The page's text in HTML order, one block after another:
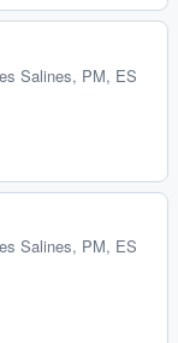
Salines, PM, ES
Salines, PM, ES